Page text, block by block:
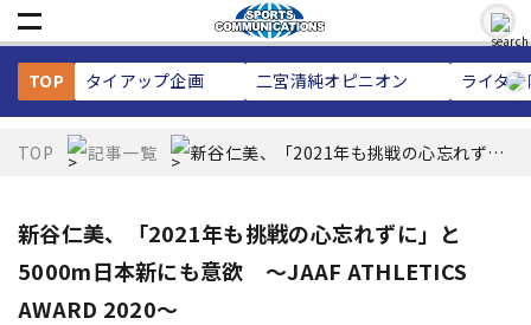
TOP タイアップ企画 二宮清純オピニオン ライタ
TOP 記事一覧 新谷仁美、「2021年も挑戦の心忘れず
新谷仁美、「2021年も挑戦の心忘れずに」と
5000m日本新にも意欲 ～JAAF ATHLETICS
AWARD 2020～